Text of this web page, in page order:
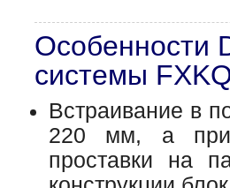
Особенности
системы
Встраивание в
220 мм, а при
проставки на